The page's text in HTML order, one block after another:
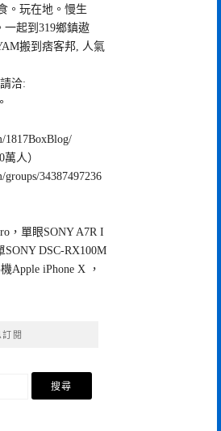
。玩在地。慢生
起到319鄉鎮遨
搬到痞客邦, 人氣
洽:
。
1817BoxBlog/
人）
34387497236
，單眼SONY A7R I
SONY DSC-RX100M
Apple iPhone X ，
閱